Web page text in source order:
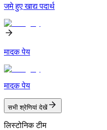
जमे हुए खाद्य पदार्थ
मादक पेय
मादक पेय
सभी श्रेणियां देखें
लिस्टोनिक टीम